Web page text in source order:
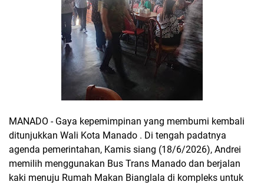
MANADO - Gaya kepemimpinan yang membumi kembali
ditunjukkan Wali Kota Manado . Di tengah padatnya
agenda pemerintahan, Kamis siang (18/6/2026), Andrei
memilih menggunakan Bus Trans Manado dan berjalan
kaki menuju Rumah Makan Bianglala di kompleks untuk